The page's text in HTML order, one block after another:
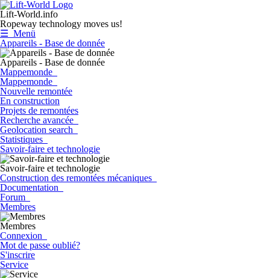
Lift-World.info
Ropeway technology moves us!
☰ Menü
Appareils - Base de donnée
Appareils - Base de donnée
Mappemonde
Mappemonde
Nouvelle remontée
En construction
Projets de remontées
Recherche avancée
Geolocation search
Statistiques
Savoir-faire et technologie
Savoir-faire et technologie
Construction des remontées mécaniques
Documentation
Forum
Membres
Membres
Connexion
Mot de passe oublié?
S'inscrire
Service